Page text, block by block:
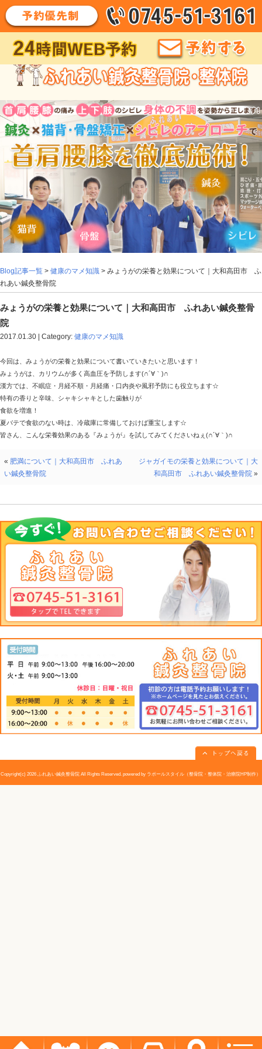
Blog記事一覧> 健康のマメ知識
> みょうがの栄養と効
れあい鍼灸整骨院
院
今回は、みょうがの栄養と効果について書いていきたいと思
みょうがは、カリウムが多く高血圧を予防します(∩´∀｀)∩
漢方では、不眠症・月経不順・月経痛・口内炎や風邪予防に
特有の香りと辛味、シャキシャキとした歯触りが
食欲を増進！
夏バテで食欲のない時は、冷蔵庫に常備しておけば重宝しま
ジャガイモ
和高田
« 肥満について｜大和高田市 ふれあ